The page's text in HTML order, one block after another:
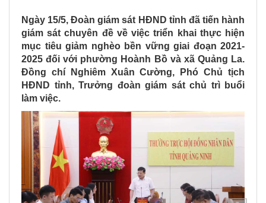
Ngày 15/5, Đoàn giám sát HĐND tỉnh đã tiến hành
giám sát chuyên đề về việc triển khai thực hiện
mục tiêu giảm nghèo bền vững giai đoạn 2021-
2025 đối với phường Hoành Bồ và xã Quảng La.
Đồng chí Nghiêm Xuân Cường, Phó Chủ tịch
HĐND tỉnh, Trưởng đoàn giám sát chủ trì buổi
làm việc.